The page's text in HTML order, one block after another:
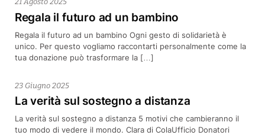
Regala il futuro ad un bambino
Regala il futuro ad un bambino Ogni gesto di solidarietà è
unico. Per questo vogliamo raccontarti personalmente come la
tua donazione può trasformare la […]
La verità sul sostegno a distanza
23 Giugno 2025
La verità sul sostegno a distanza 5 motivi che cambieranno il
tuo modo di vedere il mondo. Clara di ColaUfficio Donatori